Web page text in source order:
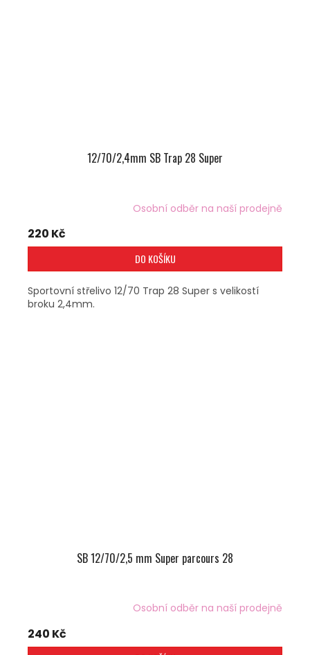
12/70/2,4mm SB Trap 28 Super
Osobní odběr na naší prodejně
220 Kč
DO KOŠÍKU
Sportovní střelivo 12/70 Trap 28 Super s velikostí
broku 2,4mm.
SB 12/70/2,5 mm Super parcours 28
Osobní odběr na naší prodejně
240 Kč